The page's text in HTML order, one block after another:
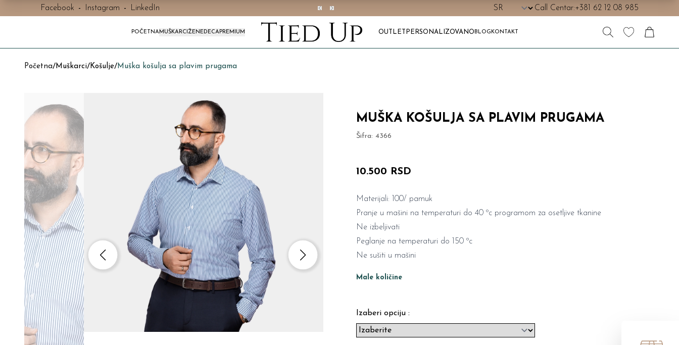
Facebook - Instagram - LinkedIn Call Centar:+381 62 12 08 985
POČETNAMUŠKARCI ŽENEDECAPREMIUM OUTLET PERSONALIZOVANO BLOG KONTAKT
Početna/Muškarci/Košulje/Muška košulja sa plavim prugama
MUŠKA KOŠULJA SA PLAVIM PRUGAMA
Šifra: 4366
10.500 RSD
Materijali: 100/ pamuk
Pranje u mašini na temperaturi do 40 ºc programom za osetljive tkanine
Ne izbeljivati
Peglanje na temperaturi do 150 ºc
Ne sušiti u mašini
Male količine
Izaberi opciju :